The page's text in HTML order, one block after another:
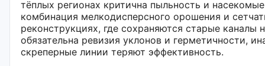
тёплых регионах критична пыльность и
комбинация мелкодисперсного орошения и
реконструкциях, где сохраняются старые каналы
обязательна ревизия уклонов и герметичности,
скреперные линии теряют эффективность.